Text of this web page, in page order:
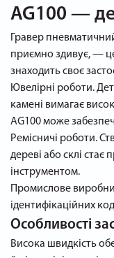
AG100 — де
Гравер
приємно здивує, —
знаходить своє
Ювелірні роботи.
камені вимагає
AG100 може
Ремісничі роботи.
дереві або склі стає
інструментом.
Промислове
ідентифікаційних
Особливості
Висока швидкість